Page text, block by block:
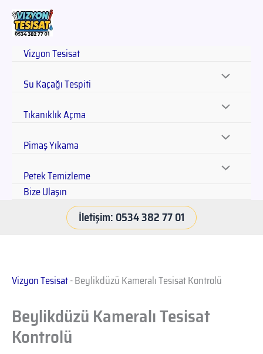
Vizyon Tesisat
Su Kaçağı Tespiti
Tıkanıklık Açma
Pimaş Yıkama
Petek Temizleme
Bize Ulaşın
İletişim: 0534 382 77 01
Vizyon Tesisat-Beylikdüzü Kameralı Tesisat Kontrolü
Beylikdüzü Kameralı Tesisat
Kontrolü